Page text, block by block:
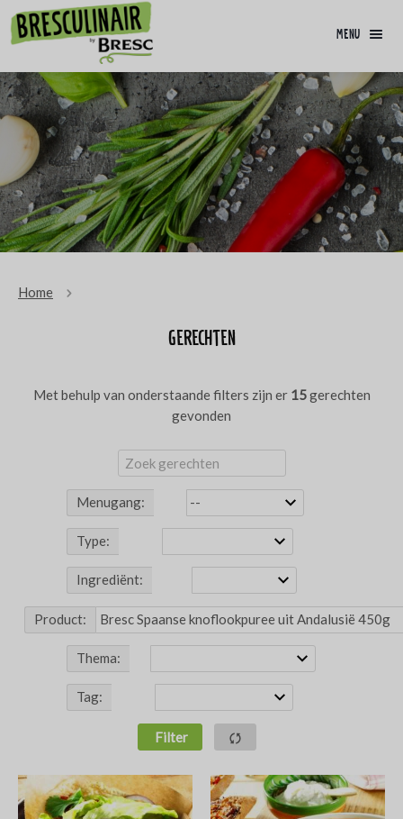
menu
Home
Gerechten
Met behulp van onderstaande filters zijn er 15gerechten
gevonden
Menugang:
Type:
Ingrediënt:
Product:
Thema:
Tag:
Filter